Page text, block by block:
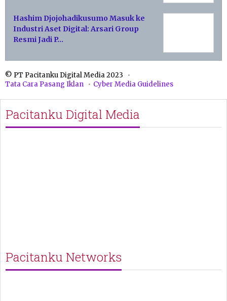
Hashim Djojohadikusumo Masuk ke
Industri Aset Digital: Arsari Group
Resmi Jadi P…
© PT Pacitanku Digital Media 2023
Tata Cara Pasang Iklan
Cyber Media Guidelines
Pacitanku Digital Media
Pacitanku Networks